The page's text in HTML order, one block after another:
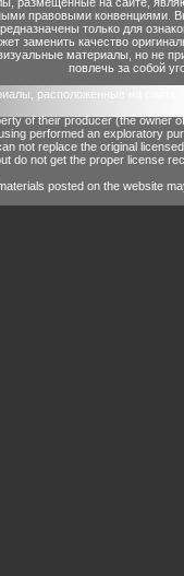
правовыми конвенциями.
только для
заменить качество
материалы, но не
повлечь за собой
расположенные на сайте
of their producer (the owner
performed an exploratory
not replace the original
do not get the proper license
posted on the website